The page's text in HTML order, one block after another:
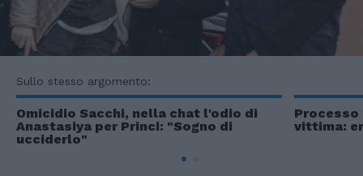
Sullo stesso argomento:
Omicidio Sacchi, nella chat l'odio di
Anastasiya per Princi: "Sogno di
ucciderlo"
Processo
vittima: